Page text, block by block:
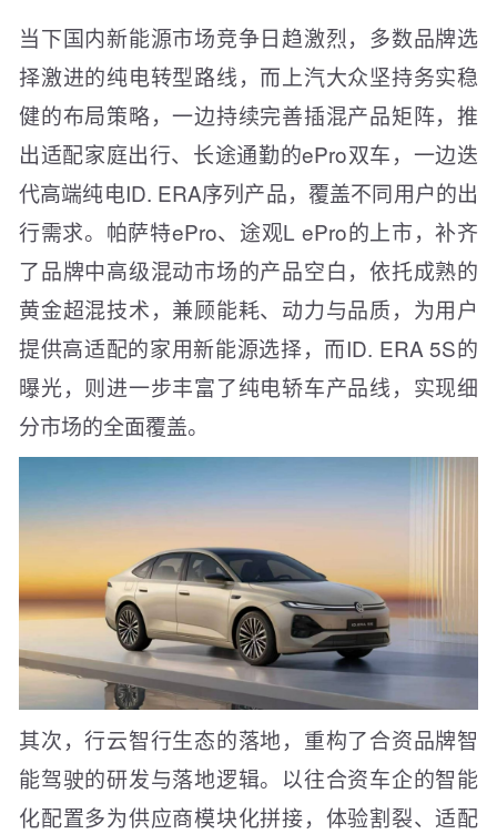
当下国内新能源市场竞争日趋激烈，多数品牌选
择激进的纯电转型路线，而上汽大众坚持务实稳
健的布局策略，一边持续完善插混产品矩阵，推
出适配家庭出行、长途通勤的ePro双车，一边迭
代高端纯电ID. ERA序列产品，覆盖不同用户的出
行需求。帕萨特ePro、途观L ePro的上市，补齐
了品牌中高级混动市场的产品空白，依托成熟的
黄金超混技术，兼顾能耗、动力与品质，为用户
提供高适配的家用新能源选择，而ID. ERA 5S的
曝光，则进一步丰富了纯电轿车产品线，实现细
分市场的全面覆盖。
其次，行云智行生态的落地，重构了合资品牌智
能驾驶的研发与落地逻辑。以往合资车企的智能
化配置多为供应商模块化拼接，体验割裂、适配